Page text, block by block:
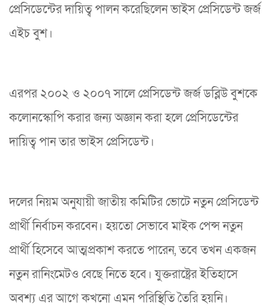
প্রেসিডেন্টের দায়িত্ব পালন করেছিলেন ভাইস প্রেসিডেন্ট জর্জ
এইচ বুশ।
এরপর ২০০২ ও ২০০৭ সালে প্রেসিডেন্ট জর্জ ডব্লিউ বুশকে
কলোনস্কোপি করার জন্য অজ্ঞান করা হলে প্রেসিডেন্টের
দায়িত্ব পান তার ভাইস প্রেসিডেন্ট।
দলের নিয়ম অনুযায়ী জাতীয় কমিটির ভোটে নতুন প্রেসিডেন্ট
প্রার্থী নির্বাচন করবেন। হয়তো সেভাবে মাইক পেন্স নতুন
প্রার্থী হিসেবে আত্মপ্রকাশ করতে পারেন, তবে তখন একজন
নতুন রানিংমেটও বেছে নিতে হবে। যুক্তরাষ্ট্রের ইতিহাসে
অবশ্য এর আগে কখনো এমন পরিস্থিতি তৈরি হয়নি।